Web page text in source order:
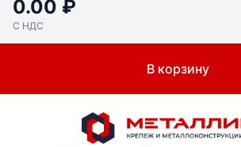
0.00 ₽
С НДС
В корзину